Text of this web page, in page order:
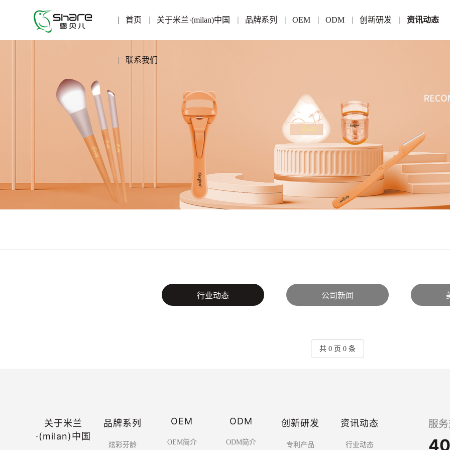
首页 关于米兰·(milan)中国 品牌系列 OEM ODM 创新研发 资讯动态
联系我们
行业动态 公司新闻
共 0 页 0 条
关于米兰
·(milan)中国
品牌系列
炫彩芬龄
OEM
OEM简介
ODM
ODM简介
创新研发
专利产品
资讯动态
行业动态
服